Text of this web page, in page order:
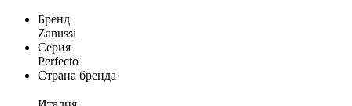
Бренд
Zanussi
Серия
Perfecto
Страна бренда